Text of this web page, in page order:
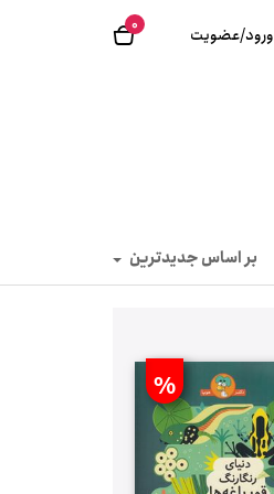
0 ورود/عضویت
بر اساس جدیدترین
%